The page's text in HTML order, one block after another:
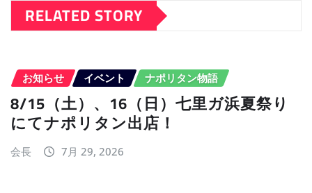
RELATED STORY
お知らせ イベント ナポリタン物語
8/15（土）、16（日）七里ガ浜夏祭り
にてナポリタン出店！
会長 7月 29, 2026